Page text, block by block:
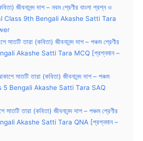
জীবনানন্দ দাশ – নবম শ্রেণীর বাংলা প্রশ্ন ও
Class 9th Bengali Akashe Satti Tara
সাতটি তারা (কবিতা) জীবনানন্দ দাশ – পঞ্চম শ্রেণীর
Akashe Satti Tara MCQ [প্রশ্নমান –
সাতটি তারা (কবিতা) জীবনানন্দ দাশ – পঞ্চম
5 Bengali Akashe Satti Tara SAQ
সাতটি তারা (কবিতা) জীবনানন্দ দাশ – পঞ্চম শ্রেণীর
Akashe Satti Tara QNA [প্রশ্নমান –